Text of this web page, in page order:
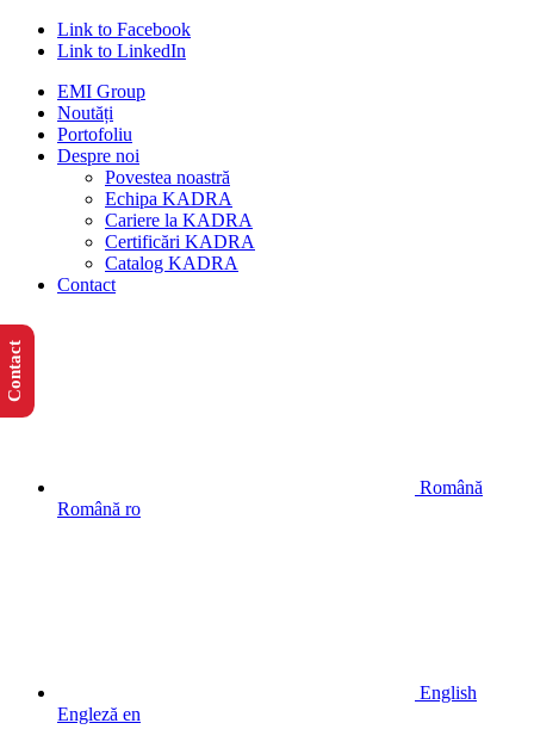
Link to Facebook
Link to LinkedIn
EMI Group
Noutăți
Portofoliu
Despre noi
Povestea noastră
Echipa KADRA
Cariere la KADRA
Certificări KADRA
Catalog KADRA
Contact
Română
Română ro
English
Engleză en
Contact